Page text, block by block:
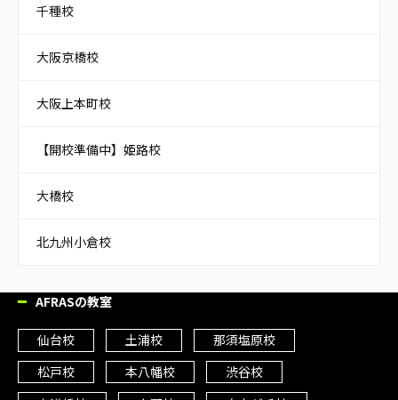
千種校
大阪京橋校
大阪上本町校
【開校準備中】姫路校
大橋校
北九州小倉校
AFRASの教室
仙台校 土浦校
那須塩原校
松戸校
本八幡校
渋谷校